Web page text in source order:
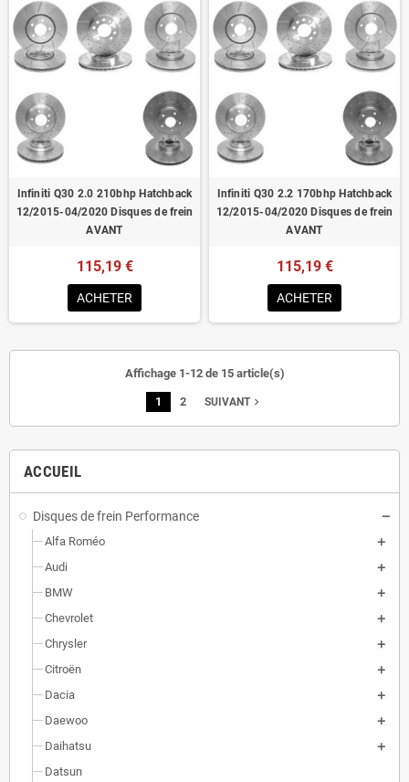
ACCUEIL
Disques de frein Performance
Alfa Roméo
Audi
BMW
Chevrolet
Chrysler
Citroën
Dacia
Daewoo
Daihatsu
Datsun
Infiniti Q30 2.0 210bhp Hatchback
12/2015-04/2020 Disques de frein
AVANT
115,19 €
ACHETER
Infiniti Q30 2.2 170bhp Hatchback
12/2015-04/2020 Disques de frein
AVANT
115,19 €
ACHETER
Affichage 1-12 de 15 article(s)
1 2 SUIVANTnavigate_next